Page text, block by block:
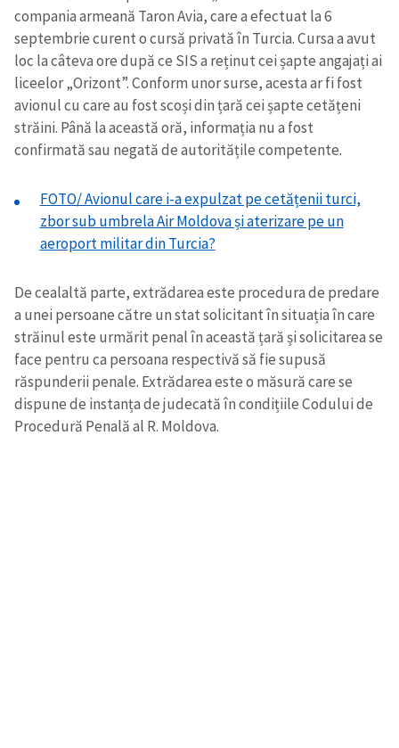
compania armeană Taron Avia, care a efectuat la 6
septembrie curent o cursă privată în Turcia. Cursa a avut
loc la câteva ore după ce SIS a reținut cei șapte angajați ai
liceelor „Orizont”. Conform unor surse, acesta ar fi fost
avionul cu care au fost scoși din țară cei șapte cetățeni
străini. Până la această oră, informația nu a fost
confirmată sau negată de autoritățile competente.
FOTO/ Avionul care i-a expulzat pe cetățenii turci,
zbor sub umbrela Air Moldova și aterizare pe un
aeroport militar din Turcia?
De cealaltă parte, extrădarea este procedura de predare
a unei persoane către un stat solicitant în situația în care
străinul este urmărit penal în această țară și solicitarea se
face pentru ca persoana respectivă să fie supusă
răspunderii penale. Extrădarea este o măsură care se
dispune de instanța de judecată în condițiile Codului de
Procedură Penală al R. Moldova.